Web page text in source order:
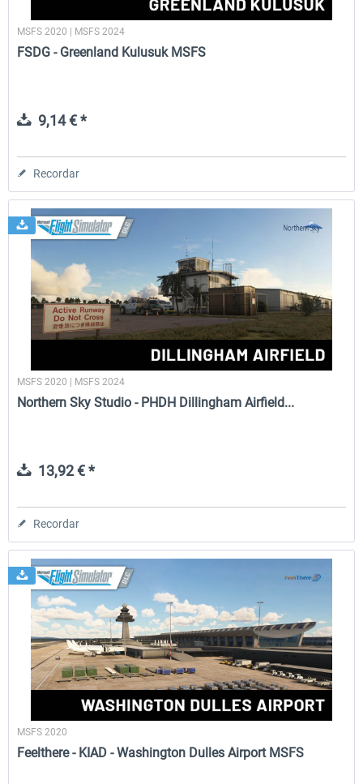
MSFS 2020 | MSFS 2024
FSDG - Greenland Kulusuk MSFS
9,14 € *
Recordar
MSFS 2020 | MSFS 2024
Northern Sky Studio - PHDH Dillingham Airfield...
13,92 € *
Recordar
MSFS 2020
Feelthere - KIAD - Washington Dulles Airport MSFS